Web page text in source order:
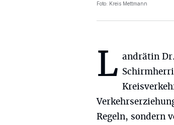
Foto: Kreis Mettmann
L andrätin
Regeln, sondern